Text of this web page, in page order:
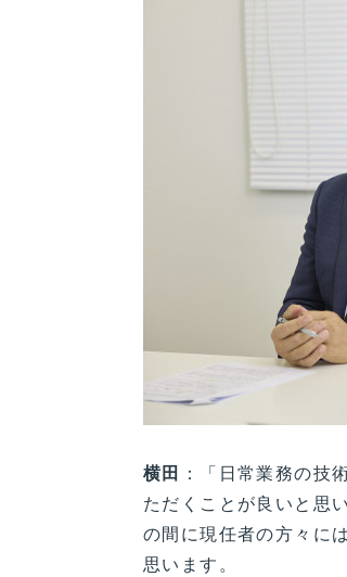
横田 ：「日常業務の技
ただくことが良いと思
の間に現任者の方々に
思います。